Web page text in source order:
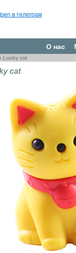
в телеграм
О нас
Lucky cat
cat